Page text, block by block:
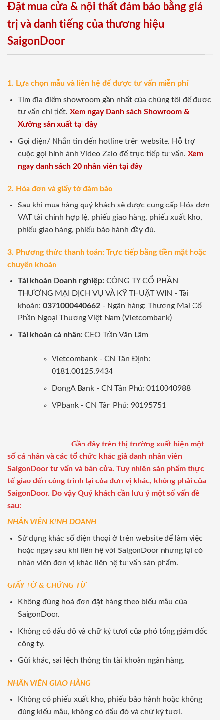
Đặt mua cửa & nội thất đảm bảo bằng giá
trị và danh tiếng của thương hiệu
SaigonDoor
1. Lựa chọn mẫu và liên hệ để được tư vấn miễn phí
Tìm địa điểm showroom gần nhất của chúng tôi để được
tư vấn chi tiết. Xem ngay Danh sách Showroom &
Xưởng sản xuất tại đây
Gọi điện/ Nhắn tin đến hotline trên website. Hỗ trợ
cuộc gọi hình ảnh Video Zalo để trực tiếp tư vấn. Xem
ngay danh sách 20 nhân viên tại đây
2. Hóa đơn và giấy tờ đảm bảo
Sau khi mua hàng quý khách sẽ được cung cấp Hóa đơn
VAT tài chính hợp lệ, phiếu giao hàng, phiếu xuất kho,
phiếu giao hàng, phiếu bảo hành đầy đủ.
3. Phương thức thanh toán: Trực tiếp bằng tiền mặt hoặc
chuyển khoản
Tài khoản Doanh nghiệp:CÔNG TY CỔ PHẦN
THƯƠNG MẠI DỊCH VỤ VÀ KỸ THUẬT WIN - Tài
khoản: 0371000440662- Ngân hàng: Thương Mại Cổ
Phần Ngoại Thương Việt Nam (Vietcombank)
Tài khoản cá nhân: CEO Trần Văn Lãm
Vietcombank - CN Tân Định:
0181.00125.9434
DongA Bank - CN Tân Phú: 0110040988
VPbank - CN Tân Phú: 90195751
Gần đây trên thị trường xuất hiện một
số cá nhân và các tổ chức khác giả danh nhân viên
SaigonDoor tư vấn và bán cửa. Tuy nhiên sản phẩm thực
tế giao đến công trình lại của đơn vị khác, không phải của
SaigonDoor. Do vậy Quý khách cần lưu ý một số vấn đề
sau:
NHÂN VIÊN KINH DOANH
Sử dụng khác số điện thoại ở trên website để làm việc
hoặc ngay sau khi liên hệ với SaigonDoor nhưng lại có
nhân viên đơn vị khác liên hệ tư vấn sản phẩm.
GIẤY TỜ & CHỨNG TỪ
Không đúng hoá đơn đặt hàng theo biểu mẫu của
SaigonDoor.
Không có dấu đỏ và chữ ký tươi của phó tổng giám đốc
công ty.
Gửi khác, sai lệch thông tin tài khoản ngân hàng.
NHÂN VIÊN GIAO HÀNG
Không có phiếu xuất kho, phiếu bảo hành hoặc không
đúng kiểu mẫu, không có dấu đỏ và chữ ký tươi.